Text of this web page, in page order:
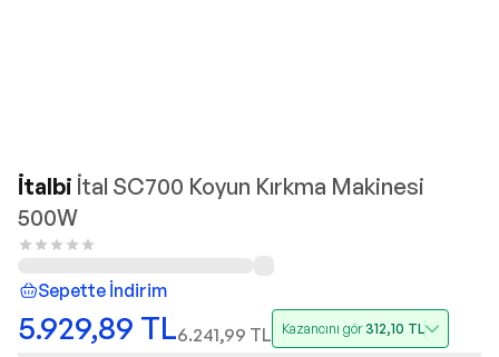
İtalbi İtal SC700 Koyun Kırkma Makinesi
500W
Sepette İndirim
5.929,89 TL6.241,99 TL Kazancını gör312,10 TL